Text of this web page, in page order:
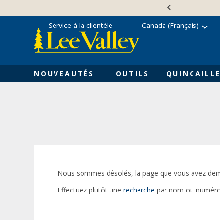
content
NOUVEAUTÉS OUTILS
Service à la clientèle Canada (Français)
Nous sommes désolés, la page que vous avez
Effectuez plutôt une recherche par nom ou